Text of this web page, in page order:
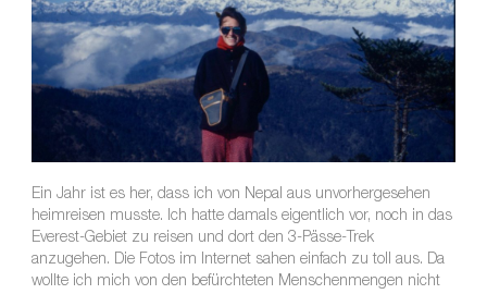
Ein Jahr ist es her, dass ich von Nepal aus unvorhergesehen
heimreisen musste. Ich hatte damals eigentlich vor, noch in das
Everest-Gebiet zu reisen und dort den 3-Pässe-Trek
anzugehen. Die Fotos im Internet sahen einfach zu toll aus. Da
wollte ich mich von den befürchteten Menschenmengen nicht